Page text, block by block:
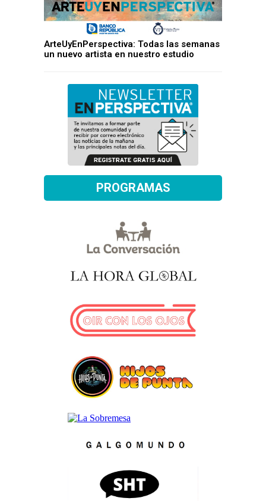
ArteUyEnPerspectiva: Todas las semanas
un nuevo artista en nuestro estudio
PROGRAMAS